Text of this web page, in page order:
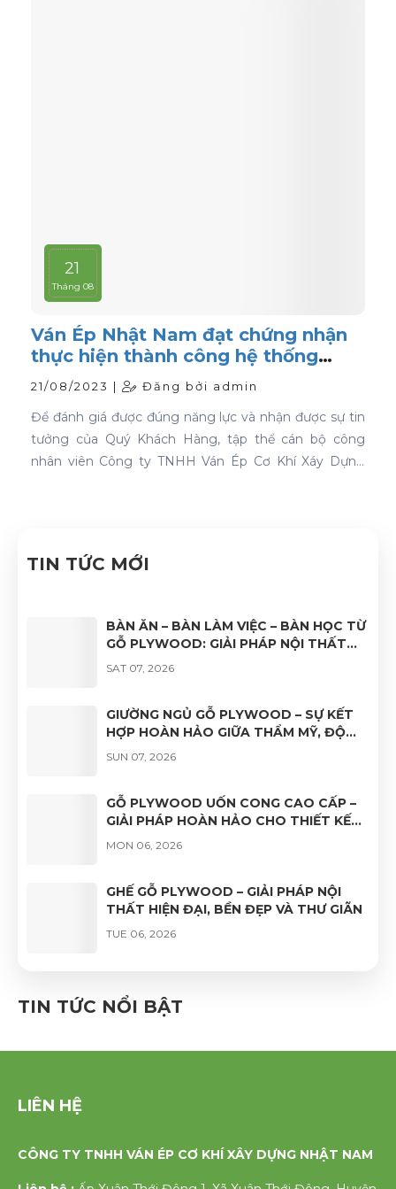
21
Tháng 08
Ván Ép Nhật Nam đạt chứng nhận
thực hiện thành công hệ thống
quản lý chất lượng ISO 9001:2015
21/08/2023 | Đăng bởi admin
Để đánh giá được đúng năng lực và nhận được sự tin
tưởng của Quý Khách Hàng, tập thể cán bộ công
nhân viên Công ty TNHH Ván Ép Cơ Khí Xáy Dựng
TIN TỨC MỚI
BÀN ĂN – BÀN LÀM VIỆC – BÀN HỌC TỪ
GỖ PLYWOOD: GIẢI PHÁP NỘI THẤT
BỀN ĐẸP, HIỆN ĐẠI VÀ ĐA DẠNG ỨNG
DỤNG
SAT 07, 2026
GIƯỜNG NGỦ GỖ PLYWOOD – SỰ KẾT
HỢP HOÀN HẢO GIỮA THẨM MỸ, ĐỘ
BỀN VÀ TÍNH ỨNG DỤNG
SUN 07, 2026
GỖ PLYWOOD UỐN CONG CAO CẤP –
GIẢI PHÁP HOÀN HẢO CHO THIẾT KẾ
NỘI THẤT HIỆN ĐẠI
MON 06, 2026
GHẾ GỖ PLYWOOD – GIẢI PHÁP NỘI
THẤT HIỆN ĐẠI, BỀN ĐẸP VÀ THƯ GIÃN
TUE 06, 2026
CAO CẤP – VẺ ĐẸP TỰ NHIÊN, ĐỘ BỀN
VƯỢT TRỘI
TIN TỨC NỔI BẬT
LIÊN HỆ
CÔNG TY TNHH VÁN ÉP CƠ KHÍ XÂY DỰNG NHẬT NAM